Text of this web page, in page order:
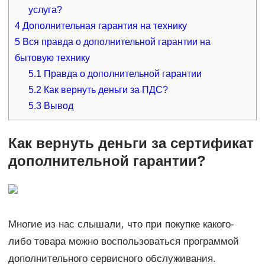
услуга?
4Дополнительная гарантия на технику
5Вся правда о дополнительной гарантии на
бытовую технику
5.1 Правда о дополнительной гарантии
5.2 Как вернуть деньги за ПДС?
5.3 Вывод
Как вернуть деньги за сертификат
дополнительной гарантии?
Многие из нас слышали, что при покупке какого-
либо товара можно воспользоваться программой
дополнительного сервисного обслуживания.